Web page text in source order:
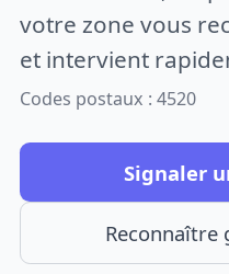
votre zone vous
et intervient
Codes postaux : 4520
Signaler
Reconnaître